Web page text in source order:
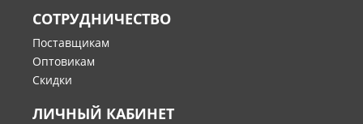
СОТРУДНИЧЕСТВО
Поставщикам
Оптовикам
Скидки
ЛИЧНЫЙ КАБИНЕТ